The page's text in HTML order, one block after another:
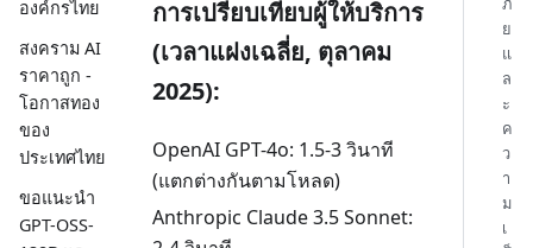
องค์กรไทย
สงคราม AI
ราคาถูก -
โอกาสทอง
ของ
ประเทศไทย
ขอแนะนำ
GPT-OSS-
การเปรียบเทียบผู้ให้บริการ
(เวลาแฝงเฉลี่ย, ตุลาคม
2025):
OpenAI GPT-4o: 1.5-3 วินาที
(แตกต่างกันตามโหลด)
Anthropic Claude 3.5 Sonnet:
ย
แ
ล
ะ
ค
ว
า
ม
เ